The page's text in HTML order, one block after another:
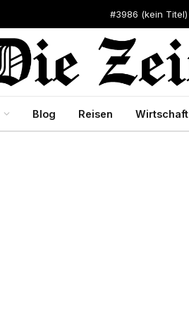
#3986 (kein Titel)
Blog Reisen Wirtschaft